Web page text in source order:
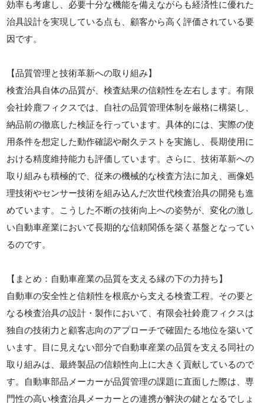
効率も考慮し、必要十分な機能を備えながらも経済性に優れた
治具設計を実現している点も、顧客から高く評価されている要
因です。
【品質管理と技術革新への取り組み】
検査治具自体の品質が、検査結果の信頼性を左右します。有限
会社鈴鹿フィクスでは、自社の品質管理体制を厳格に構築し、
納品前の徹底した検証を行っています。具体的には、実際の使
用条件を想定した動作確認や耐久テストを実施し、長期使用に
おける精度維持能力も評価しています。さらに、技術革新への
取り組みも積極的で、従来の機械的な検査方法に加え、画像処
理技術やセンサー技術を組み込んだ次世代検査治具の開発も進
めています。こうした不断の技術向上への姿勢が、変化の激し
い自動車産業において長期的な信頼関係を築く基盤となってい
るのです。
【まとめ：自動車産業の品質を支える縁の下の力持ち】
自動車の安全性と信頼性を根底から支える検査工程。その要と
なる検査治具の設計・製作において、有限会社鈴鹿フィクスは
独自の技術力と顧客志向のアプローチで確固たる地位を築いて
います。目に見えない部分で自動車産業の品質を支える同社の
取り組みは、最終製品の信頼性向上に大きく貢献しているので
す。自動車部品メーカーが品質管理の課題に直面した際は、専
門性の高い検査治具メーカーとの連携が解決の鍵となるでしょ